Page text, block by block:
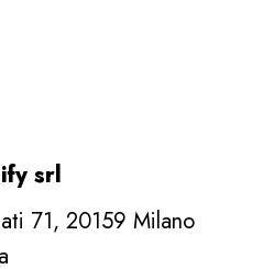
srl
71, 20159 Milano